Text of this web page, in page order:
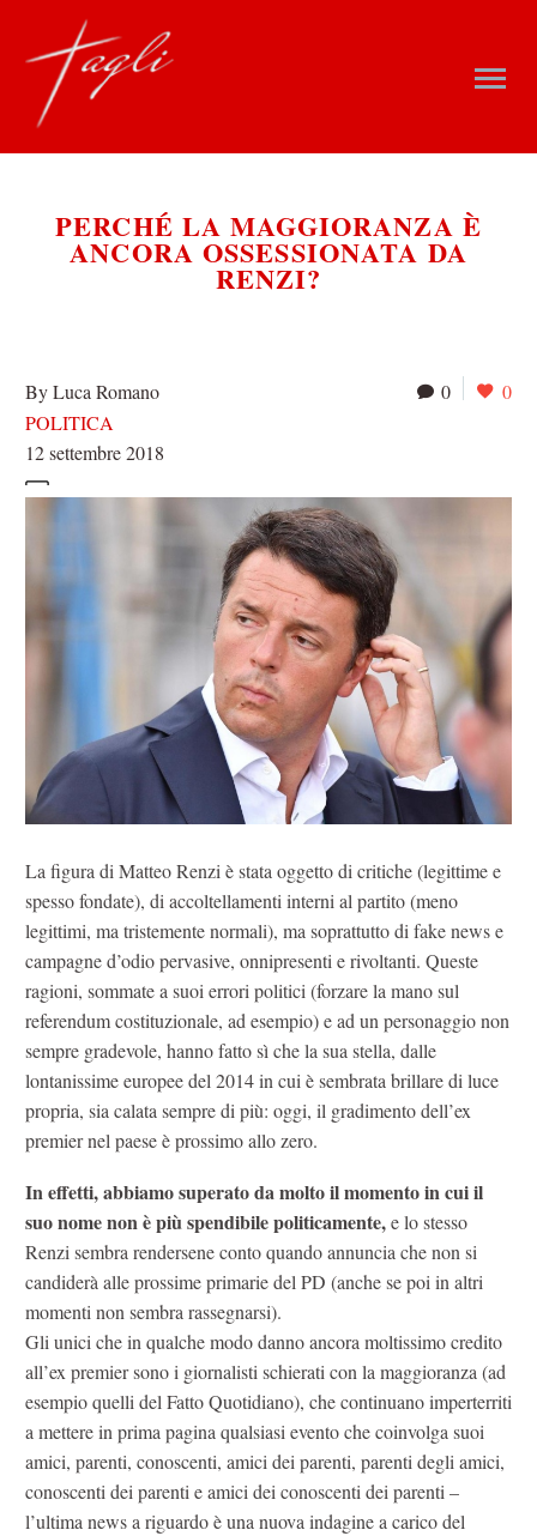
PERCHÉ LA MAGGIORANZA È
ANCORA OSSESSIONATA DA
RENZI?
0 0
By Luca Romano
POLITICA
12 settembre 2018
La figura di Matteo Renzi è stata oggetto di critiche (legittime e
spesso fondate), di accoltellamenti interni al partito (meno
legittimi, ma tristemente normali), ma soprattutto di fake news e
campagne d’odio pervasive, onnipresenti e rivoltanti. Queste
ragioni, sommate a suoi errori politici (forzare la mano sul
referendum costituzionale, ad esempio) e ad un personaggio non
sempre gradevole, hanno fatto sì che la sua stella, dalle
lontanissime europee del 2014 in cui è sembrata brillare di luce
propria, sia calata sempre di più: oggi, il gradimento dell’ex
premier nel paese è prossimo allo zero.
In effetti, abbiamo superato da molto il momento in cui il
suo nome non è più spendibile politicamente,e lo stesso
Renzi sembra rendersene conto quando annuncia che non si
candiderà alle prossime primarie del PD (anche se poi in altri
momenti non sembra rassegnarsi).
Gli unici che in qualche modo danno ancora moltissimo credito
all’ex premier sono i giornalisti schierati con la maggioranza (ad
esempio quelli del Fatto Quotidiano), che continuano imperterriti
a mettere in prima pagina qualsiasi evento che coinvolga suoi
amici, parenti, conoscenti, amici dei parenti, parenti degli amici,
conoscenti dei parenti e amici dei conoscenti dei parenti –
l’ultima news a riguardo è una nuova indagine a carico del